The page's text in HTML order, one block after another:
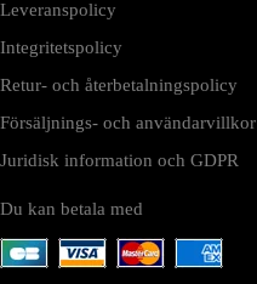
Leveranspolicy
Integritetspolicy
Retur- och återbetalningspolicy
Försäljnings- och användarvillkor
Juridisk information och GDPR
Du kan betala med